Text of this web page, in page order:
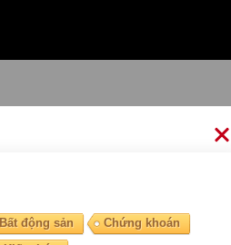
Bất động sản
Chứng khoán